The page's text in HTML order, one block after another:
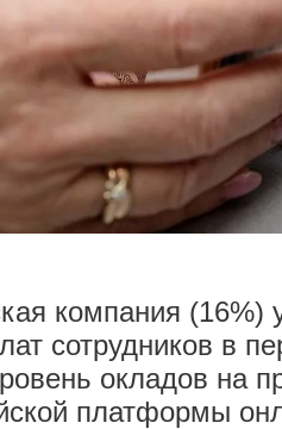
компания (16%)
сотрудников в
окладов на
платформы